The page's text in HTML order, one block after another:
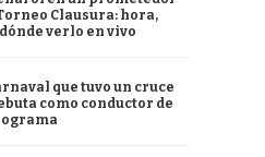
Clausura: hora,
verlo en vivo
que tuvo un cruce
como conductor de